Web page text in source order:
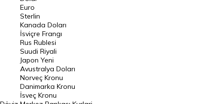
Pound Kuru
Frank Kuru
Riyal Kuru
Avustralya Doları
Danimarka Kronu Kuru
Kanada Doları Kuru
Euro
Sterlin
Kanada Doları
İsviçre Frangı
Rus Rublesi
Suudi Riyali
Japon Yeni
Avustralya Doları
Norveç Kronu
Danimarka Kronu
İsveç Kronu